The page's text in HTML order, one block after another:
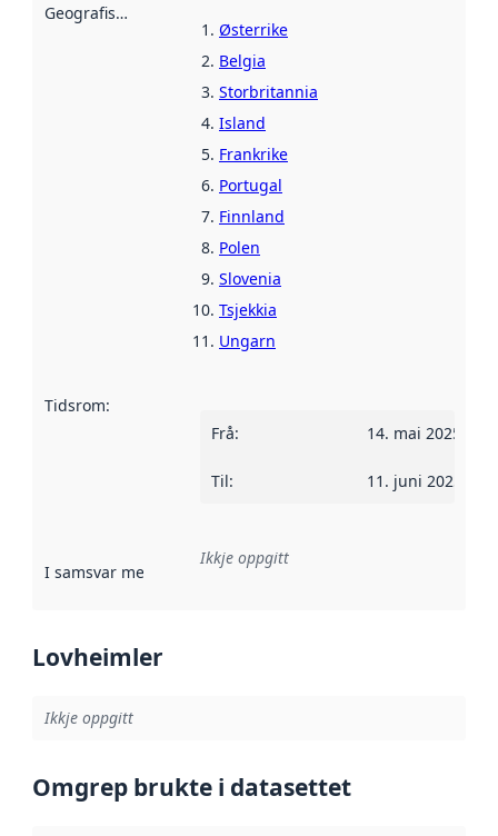
Geografisk område
Østerrike
Belgia
Storbritannia
Island
Frankrike
Portugal
Finnland
Polen
Slovenia
Tsjekkia
Ungarn
Tidsrom:
Frå: 14. mai 2025
Til: 11. juni 2025
I samsvar med Referanse til ei implementeringsregel eller
Ikkje oppgitt
Lovheimler
Ikkje oppgitt
Omgrep brukte i datasettet